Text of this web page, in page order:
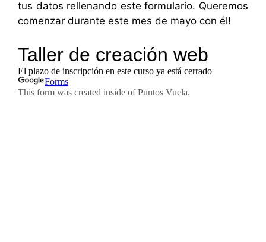
tus datos rellenando este formulario. Queremos
comenzar durante este mes de mayo con él!